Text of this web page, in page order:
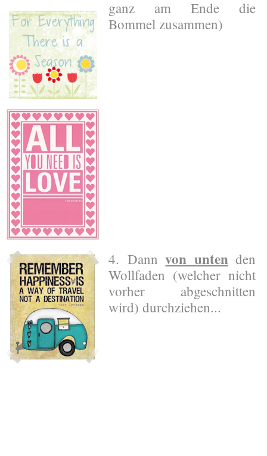
ganz am Ende die
Bommel zusammen)
4. Dannvon untenden
Wollfaden (welcher nicht
vorher abgeschnitten
wird) durchziehen...